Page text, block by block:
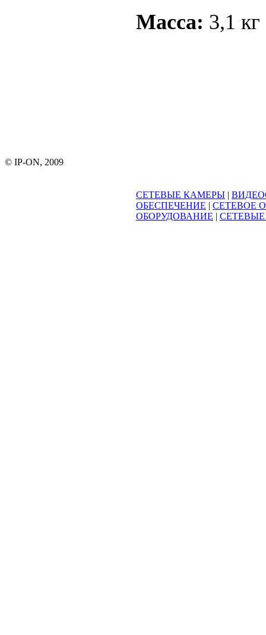
Масса: 3,1
© IP-ON, 2009
СЕТЕВЫЕ КАМЕРЫ |
ОБЕСПЕЧЕНИЕ | СЕТЕВОЕ
ОБОРУДОВАНИЕ |